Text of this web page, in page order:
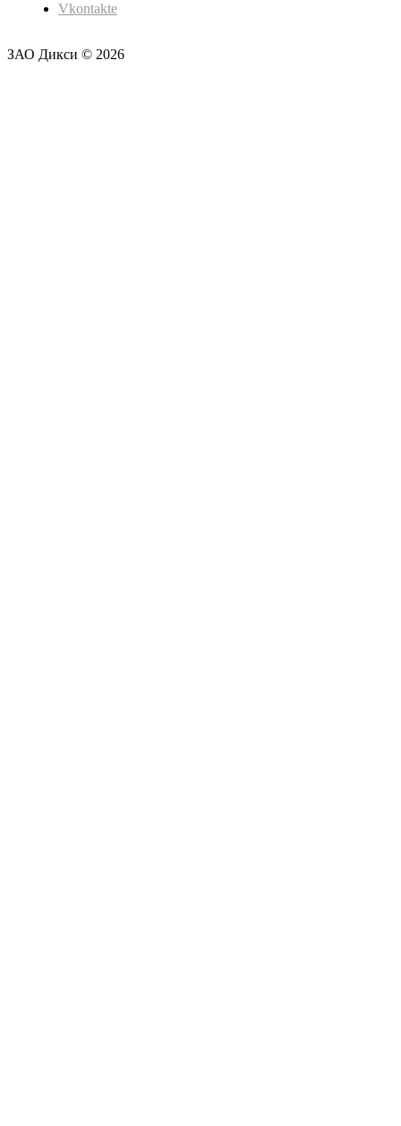
Vkontakte
ЗАО Дикси © 2026